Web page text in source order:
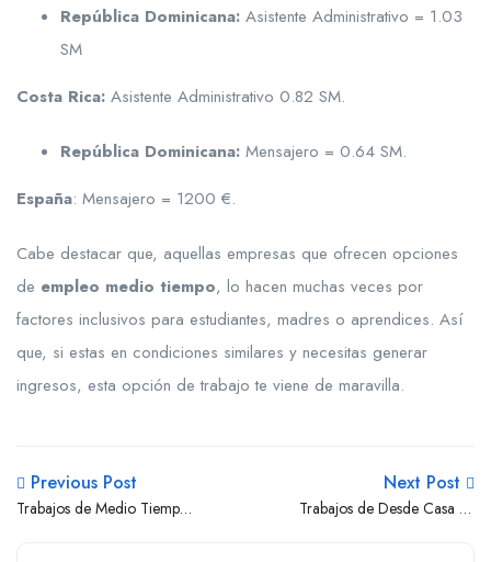
República Dominicana: Asistente Administrativo = 1.03
SM
Costa Rica: Asistente Administrativo 0.82 SM.
República Dominicana: Mensajero = 0.64 SM.
España: Mensajero = 1200 €.
Cabe destacar que, aquellas empresas que ofrecen opciones
de empleo medio tiempo, lo hacen muchas veces por
factores inclusivos para estudiantes, madres o aprendices. Así
que, si estas en condiciones similares y necesitas generar
ingresos, esta opción de trabajo te viene de maravilla.
Previous Post
Trabajos de Medio Tiempo
Next Post
Trabajos de Desde Casa en